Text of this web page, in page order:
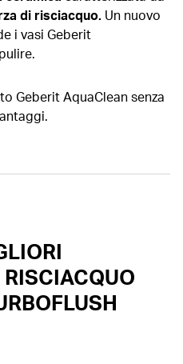
di risciacquo. Un nuovo
i vasi Geberit
Geberit AquaClean senza